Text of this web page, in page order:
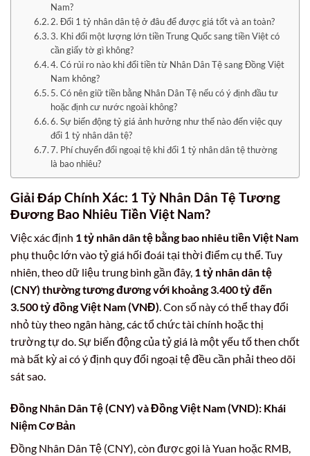
Nam?
2. Đổi 1 tỷ nhân dân tệ ở đâu để được giá tốt và an toàn?
3. Khi đổi một lượng lớn tiền Trung Quốc sang tiền Việt có
cần giấy tờ gì không?
4. Có rủi ro nào khi đổi tiền từ Nhân Dân Tệ sang Đồng Việt
Nam không?
5. Có nên giữ tiền bằng Nhân Dân Tệ nếu có ý định đầu tư
hoặc định cư nước ngoài không?
6. Sự biến động tỷ giá ảnh hưởng như thế nào đến việc quy
đổi 1 tỷ nhân dân tệ?
7. Phí chuyển đổi ngoại tệ khi đổi 1 tỷ nhân dân tệ thường
là bao nhiêu?
Giải Đáp Chính Xác: 1 Tỷ Nhân Dân Tệ Tương
Đương Bao Nhiêu Tiền Việt Nam?
Việc xác định 1 tỷ nhân dân tệ bằng bao nhiêu tiền Việt Nam
phụ thuộc lớn vào tỷ giá hối đoái tại thời điểm cụ thể. Tuy
nhiên, theo dữ liệu trung bình gần đây, 1 tỷ nhân dân tệ
(CNY) thường tương đương với khoảng 3.400 tỷ đến
3.500 tỷ đồng Việt Nam (VNĐ). Con số này có thể thay đổi
nhỏ tùy theo ngân hàng, các tổ chức tài chính hoặc thị
trường tự do. Sự biến động của tỷ giá là một yếu tố then chốt
mà bất kỳ ai có ý định quy đổi ngoại tệ đều cần phải theo dõi
sát sao.
Đồng Nhân Dân Tệ (CNY) và Đồng Việt Nam (VND): Khái
Niệm Cơ Bản
Đồng Nhân Dân Tệ (CNY), còn được gọi là Yuan hoặc RMB,